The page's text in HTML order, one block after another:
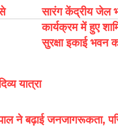
सारंग केंद्रीय जेल
कार्यक्रम में हुए
सुरक्षा इकाई भवन
यात्रा
ने बढ़ाई जनजागरूकता,